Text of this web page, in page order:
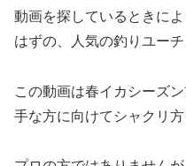
動画を探しているときに
はずの、人気の釣りユーチ
この動画は春イカシーズ
手な方に向けてシャクリ